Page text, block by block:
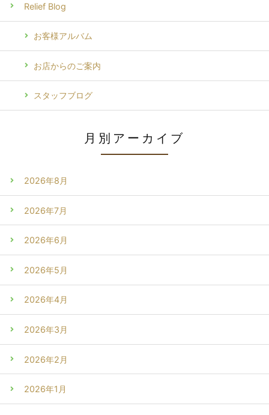
Relief Blog
お客様アルバム
お店からのご案内
スタッフブログ
月別アーカイブ
2026年8月
2026年7月
2026年6月
2026年5月
2026年4月
2026年3月
2026年2月
2026年1月